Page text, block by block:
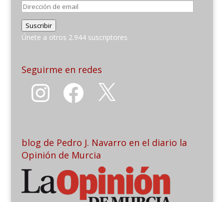
Dirección
email
Suscribir
Únete a otros 2.944 suscriptores
Seguirme en redes
Instagram Facebook
blog de Pedro J. Navarro en el diario la
Opinión de Murcia